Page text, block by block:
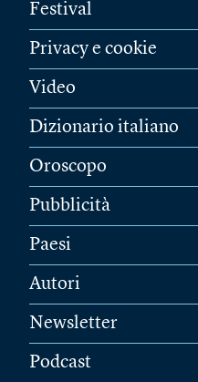
Festival
Privacy e cookie
Video
Dizionario italiano
Oroscopo
Pubblicità
Paesi
Autori
Newsletter
Podcast